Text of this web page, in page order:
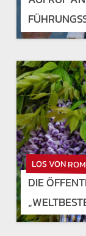
LOS VON
DIE